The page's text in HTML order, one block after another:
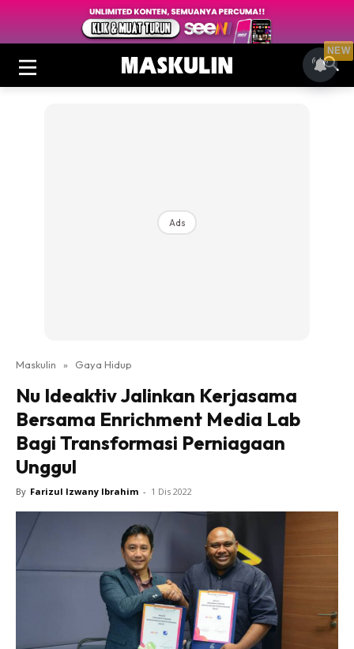
Ads
Maskulin » Gaya Hidup
Nu Ideaktiv Jalinkan Kerjasama
Bersama Enrichment Media Lab
Bagi Transformasi Perniagaan
Unggul
By Farizul Izwany Ibrahim - 1 Dis 2022
NEW